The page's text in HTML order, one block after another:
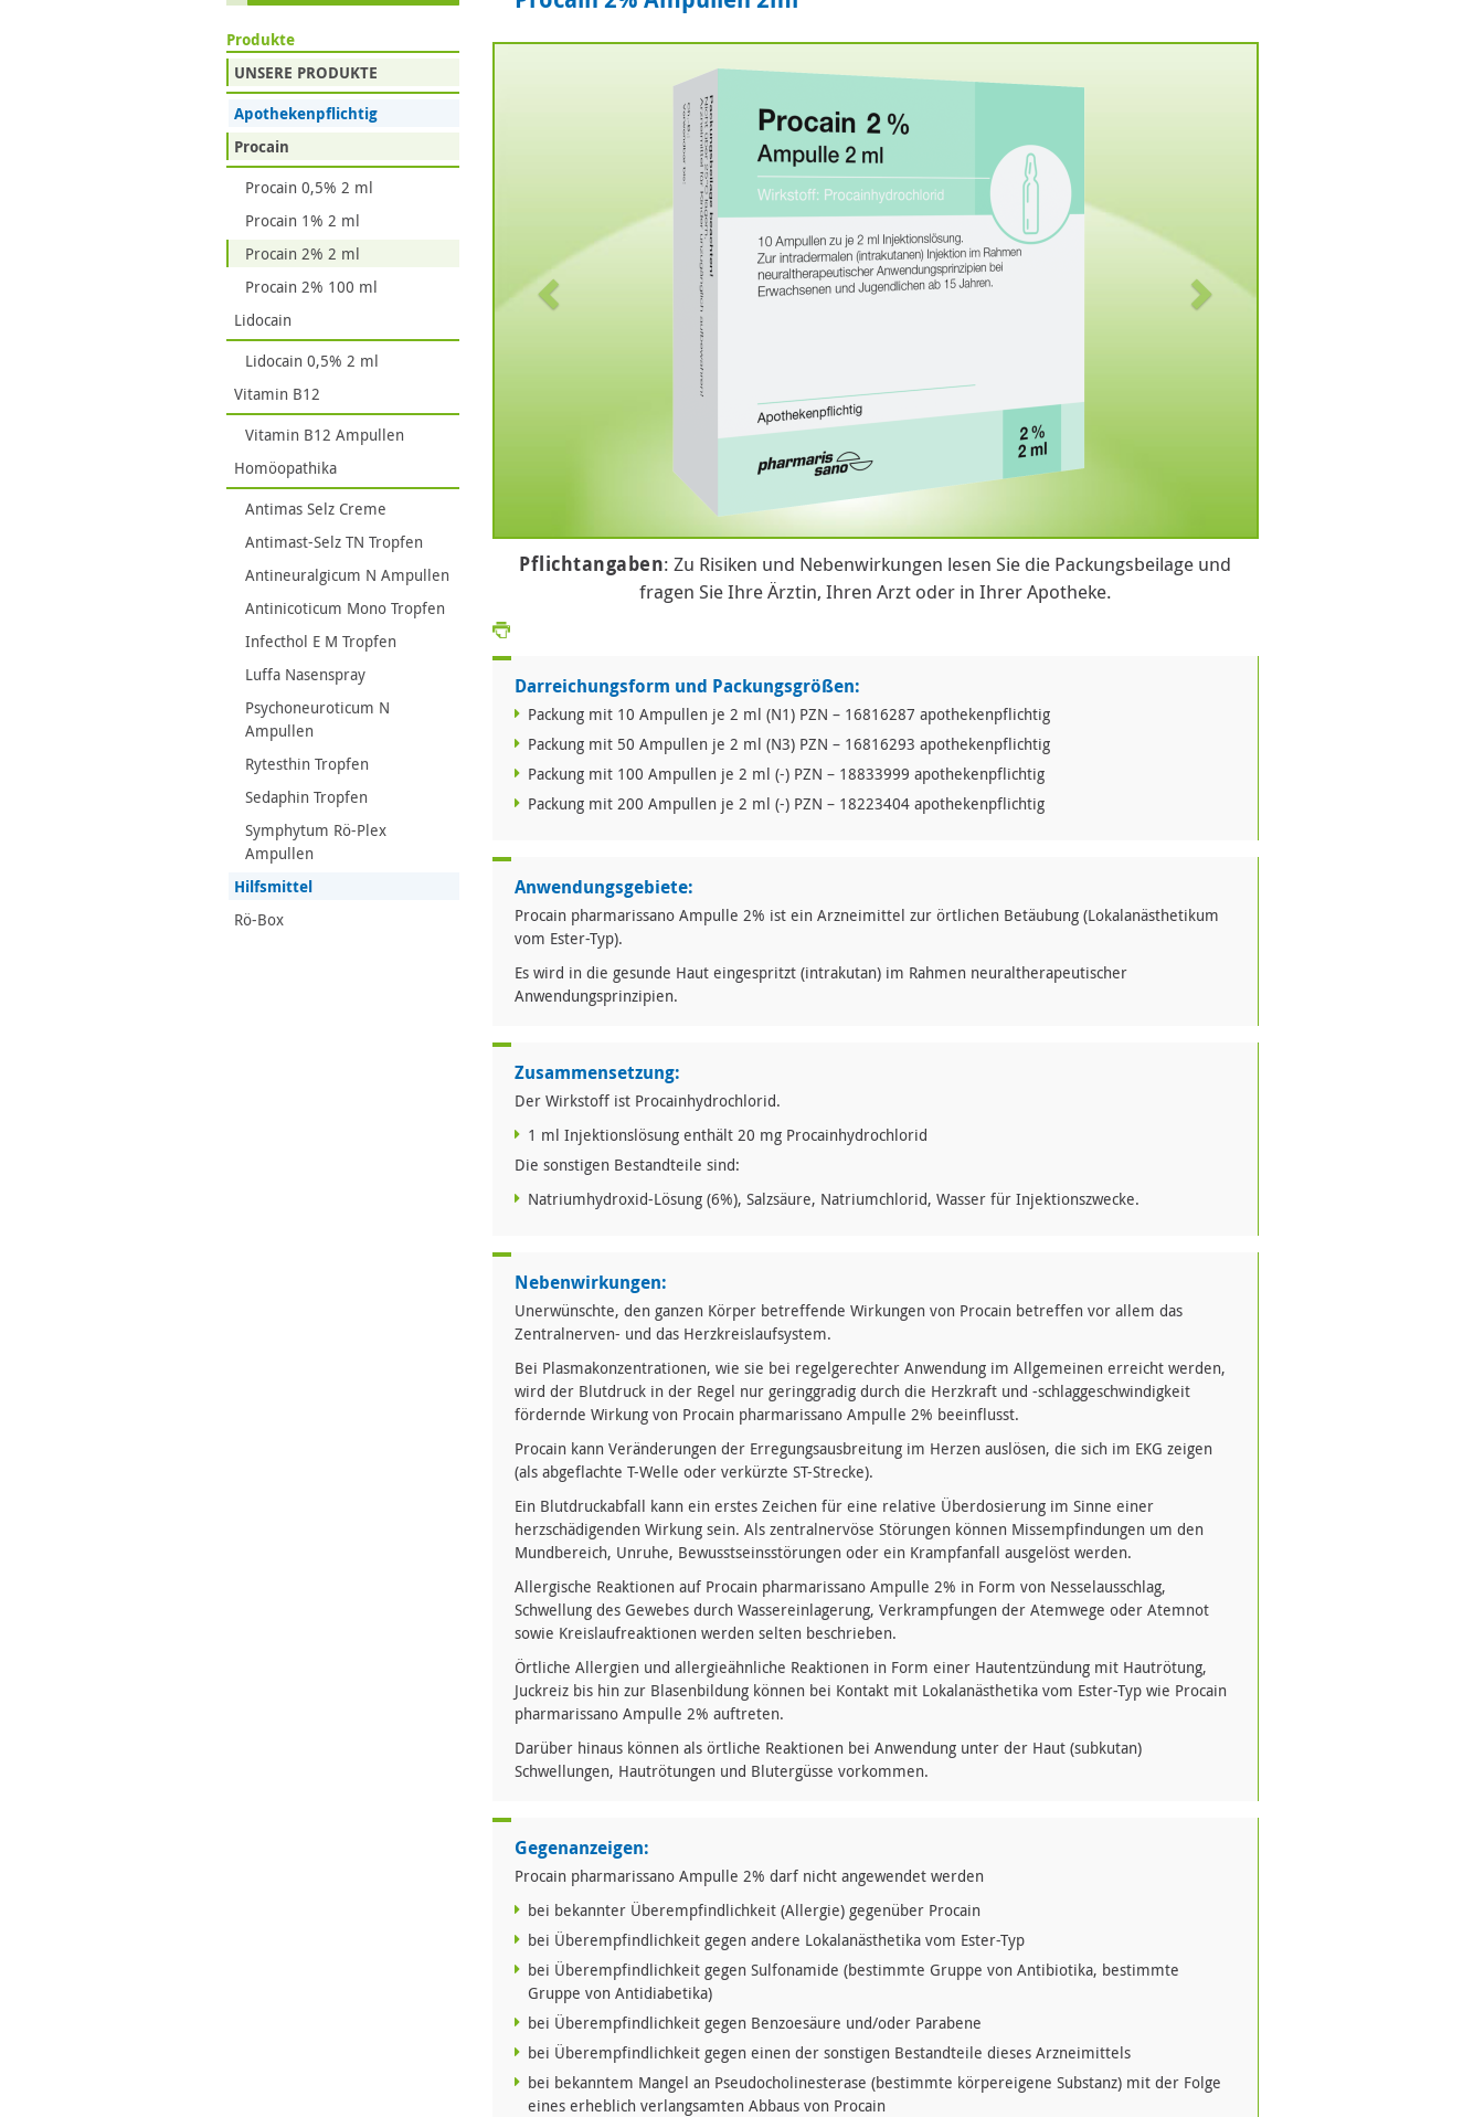
Pflichtangaben: Zu Risiken und Nebenwirkungen lesen Sie die Packungsbeilage und
fragen Sie Ihre Ärztin, Ihren Arzt oder in Ihrer Apotheke.
Darreichungsform und Packungsgrößen:
Packung mit 10 Ampullen je 2 ml (N1) PZN – 16816287 apothekenpflichtig
Packung mit 50 Ampullen je 2 ml (N3) PZN – 16816293 apothekenpflichtig
Packung mit 100 Ampullen je 2 ml (-) PZN – 18833999 apothekenpflichtig
Packung mit 200 Ampullen je 2 ml (-) PZN – 18223404 apothekenpflichtig
Anwendungsgebiete:
Procain pharmarissano Ampulle 2% ist ein Arzneimittel zur örtlichen Betäubung (Lokalanästhetikum
vom Ester-Typ).
Es wird in die gesunde Haut eingespritzt (intrakutan) im Rahmen neuraltherapeutischer
Anwendungsprinzipien.
Zusammensetzung:
Der Wirkstoff ist Procainhydrochlorid.
1 ml Injektionslösung enthält 20 mg Procainhydrochlorid
Die sonstigen Bestandteile sind:
Natriumhydroxid-Lösung (6%), Salzsäure, Natriumchlorid, Wasser für Injektionszwecke.
Nebenwirkungen:
Unerwünschte, den ganzen Körper betreffende Wirkungen von Procain betreffen vor allem das
Zentralnerven- und das Herzkreislaufsystem.
Bei Plasmakonzentrationen, wie sie bei regelgerechter Anwendung im Allgemeinen erreicht werden,
wird der Blutdruck in der Regel nur geringgradig durch die Herzkraft und -schlaggeschwindigkeit
fördernde Wirkung von Procain pharmarissano Ampulle 2% beeinflusst.
Procain kann Veränderungen der Erregungsausbreitung im Herzen auslösen, die sich im EKG zeigen
(als abgeflachte T-Welle oder verkürzte ST-Strecke).
Ein Blutdruckabfall kann ein erstes Zeichen für eine relative Überdosierung im Sinne einer
herzschädigenden Wirkung sein. Als zentralnervöse Störungen können Missempfindungen um den
Mundbereich, Unruhe, Bewusstseinsstörungen oder ein Krampfanfall ausgelöst werden.
Allergische Reaktionen auf Procain pharmarissano Ampulle 2% in Form von Nesselausschlag,
Schwellung des Gewebes durch Wassereinlagerung, Verkrampfungen der Atemwege oder Atemnot
sowie Kreislaufreaktionen werden selten beschrieben.
Örtliche Allergien und allergieähnliche Reaktionen in Form einer Hautentzündung mit Hautrötung,
Juckreiz bis hin zur Blasenbildung können bei Kontakt mit Lokalanästhetika vom Ester-Typ wie Procain
pharmarissano Ampulle 2% auftreten.
Darüber hinaus können als örtliche Reaktionen bei Anwendung unter der Haut (subkutan)
Schwellungen, Hautrötungen und Blutergüsse vorkommen.
Gegenanzeigen:
Procain pharmarissano Ampulle 2% darf nicht angewendet werden
bei bekannter Überempfindlichkeit (Allergie) gegenüber Procain
bei Überempfindlichkeit gegen andere Lokalanästhetika vom Ester-Typ
bei Überempfindlichkeit gegen Sulfonamide (bestimmte Gruppe von Antibiotika, bestimmte
Gruppe von Antidiabetika)
bei Überempfindlichkeit gegen Benzoesäure und/oder Parabene
bei Überempfindlichkeit gegen einen der sonstigen Bestandteile dieses Arzneimittels
bei bekanntem Mangel an Pseudocholinesterase (bestimmte körpereigene Substanz) mit der Folge
eines erheblich verlangsamten Abbaus von Procain
Produkte
UNSERE PRODUKTE
Apothekenpflichtig
Procain
Procain 0,5% 2 ml
Procain 1% 2 ml
Procain 2% 2 ml
Procain 2% 100 ml
Lidocain
Lidocain 0,5% 2 ml
Vitamin B12
Vitamin B12 Ampullen
Homöopathika
Antimas Selz Creme
Antimast-Selz TN Tropfen
Antineuralgicum N Ampullen
Antinicoticum Mono Tropfen
Infecthol E M Tropfen
Luffa Nasenspray
Psychoneuroticum N
Ampullen
Rytesthin Tropfen
Sedaphin Tropfen
Symphytum Rö-Plex
Ampullen
Hilfsmittel
Rö-Box